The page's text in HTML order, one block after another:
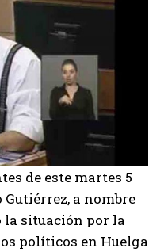
de este martes 5
a nombre
la situación por la
políticos en Huelga